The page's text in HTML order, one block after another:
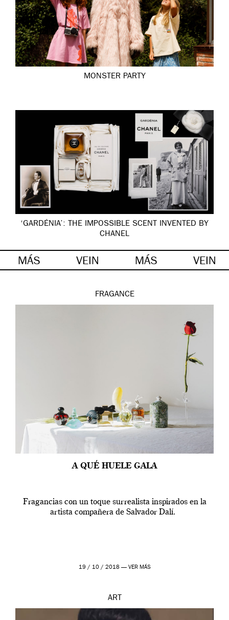
MONSTER PARTY
‘GARDÉNIA’: THE IMPOSSIBLE SCENT INVENTED BY
CHANEL
MÁS VEIN MÁS VEIN
FRAGANCE
A QUÉ HUELE GALA
Fragancias con un toque surrealista inspirados en la
artista compañera de Salvador Dalí.
19 / 10 / 2018 — VER MÁS
ART